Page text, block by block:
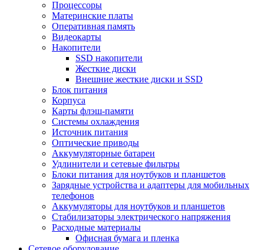
Процессоры
Материнские платы
Оперативная память
Видеокарты
Накопители
SSD накопители
Жесткие диски
Внешние жесткие диски и SSD
Блок питания
Корпуса
Карты флэш-памяти
Системы охлаждения
Источник питания
Оптические приводы
Аккумуляторные батареи
Удлинители и сетевые фильтры
Блоки питания для ноутбуков и планшетов
Зарядные устройства и адаптеры для мобильных
телефонов
Аккумуляторы для ноутбуков и планшетов
Стабилизаторы электрического напряжения
Расходные материалы
Офисная бумага и пленка